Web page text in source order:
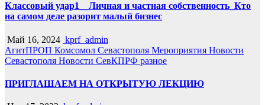
Классовый удар1__Личная и частная собственность_Кто
на самом деле разорит малый бизнес
Май 16, 2024 kprf_admin
АгитПРОП Комсомол Севастополя Мероприятия Новости
Севастополя Новости СевКПРФ разное
ПРИГЛАШАЕМ НА ОТКРЫТУЮ ЛЕКЦИЮ